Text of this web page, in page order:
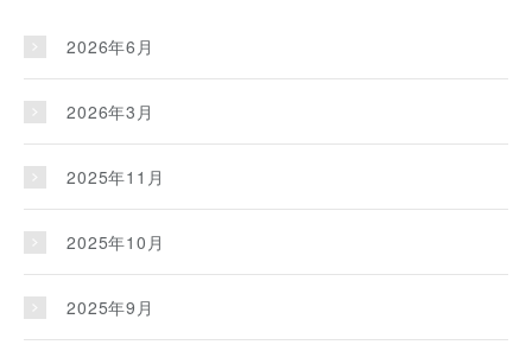
2026年6月
2026年3月
2025年11月
2025年10月
2025年9月